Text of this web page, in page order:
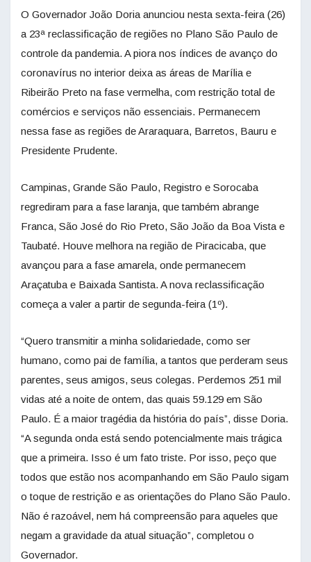
O Governador João Doria anunciou nesta sexta-feira (26)
a 23ª reclassificação de regiões no Plano São Paulo de
controle da pandemia. A piora nos índices de avanço do
coronavírus no interior deixa as áreas de Marília e
Ribeirão Preto na fase vermelha, com restrição total de
comércios e serviços não essenciais. Permanecem
nessa fase as regiões de Araraquara, Barretos, Bauru e
Presidente Prudente.
Campinas, Grande São Paulo, Registro e Sorocaba
regrediram para a fase laranja, que também abrange
Franca, São José do Rio Preto, São João da Boa Vista e
Taubaté. Houve melhora na região de Piracicaba, que
avançou para a fase amarela, onde permanecem
Araçatuba e Baixada Santista. A nova reclassificação
começa a valer a partir de segunda-feira (1º).
“Quero transmitir a minha solidariedade, como ser
humano, como pai de família, a tantos que perderam seus
parentes, seus amigos, seus colegas. Perdemos 251 mil
vidas até a noite de ontem, das quais 59.129 em São
Paulo. É a maior tragédia da história do país”, disse Doria.
“A segunda onda está sendo potencialmente mais trágica
que a primeira. Isso é um fato triste. Por isso, peço que
todos que estão nos acompanhando em São Paulo sigam
o toque de restrição e as orientações do Plano São Paulo.
Não é razoável, nem há compreensão para aqueles que
negam a gravidade da atual situação”, completou o
Governador.